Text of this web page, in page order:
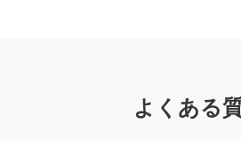
よくある